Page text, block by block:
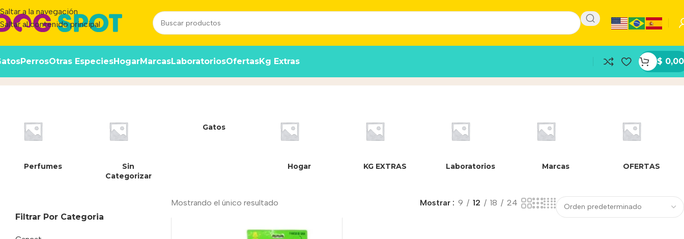
Saltar a la navegación
Saltar al contenido principal
PerrosOtras EspeciesHogarMarcasLaboratoriosOfertasKg Extras $ 0,00
6920761896121
Perfumes
Sin
Categorizar
Gatos
Hogar KG EXTRAS Laboratorios Marcas OFERTAS
Filtrar Por Categoria
Mostrando el único resultado Mostrar 9 12 18 24